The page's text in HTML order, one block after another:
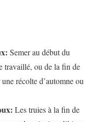
Semer au début du
travaillé, ou de la fin de
récolte d’automne ou
Les truies à la fin de